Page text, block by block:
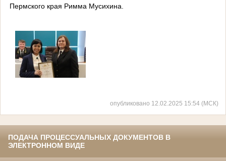
Пермского края Римма Мусихина.
опубликовано 12.02.2025 15:54 (МСК)
ПОДАЧА ПРОЦЕССУАЛЬНЫХ ДОКУМЕНТОВ В
ЭЛЕКТРОННОМ ВИДЕ